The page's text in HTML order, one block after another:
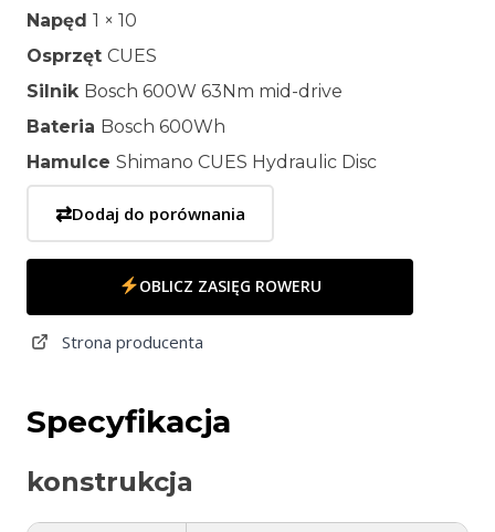
Napęd 1 × 10
Osprzęt CUES
Silnik Bosch 600W 63Nm mid-drive
Bateria Bosch 600Wh
Hamulce Shimano CUES Hydraulic Disc
⇄Dodaj do porównania
OBLICZ ZASIĘG ROWERU
Strona producenta
Specyfikacja
konstrukcja